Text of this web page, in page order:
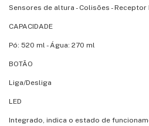
Sensores de altura - Colisões - Receptor
CAPACIDADE
Pó: 520 ml - Água: 270 ml
BOTÃO
Liga/Desliga
LED
Integrado, indica o estado de